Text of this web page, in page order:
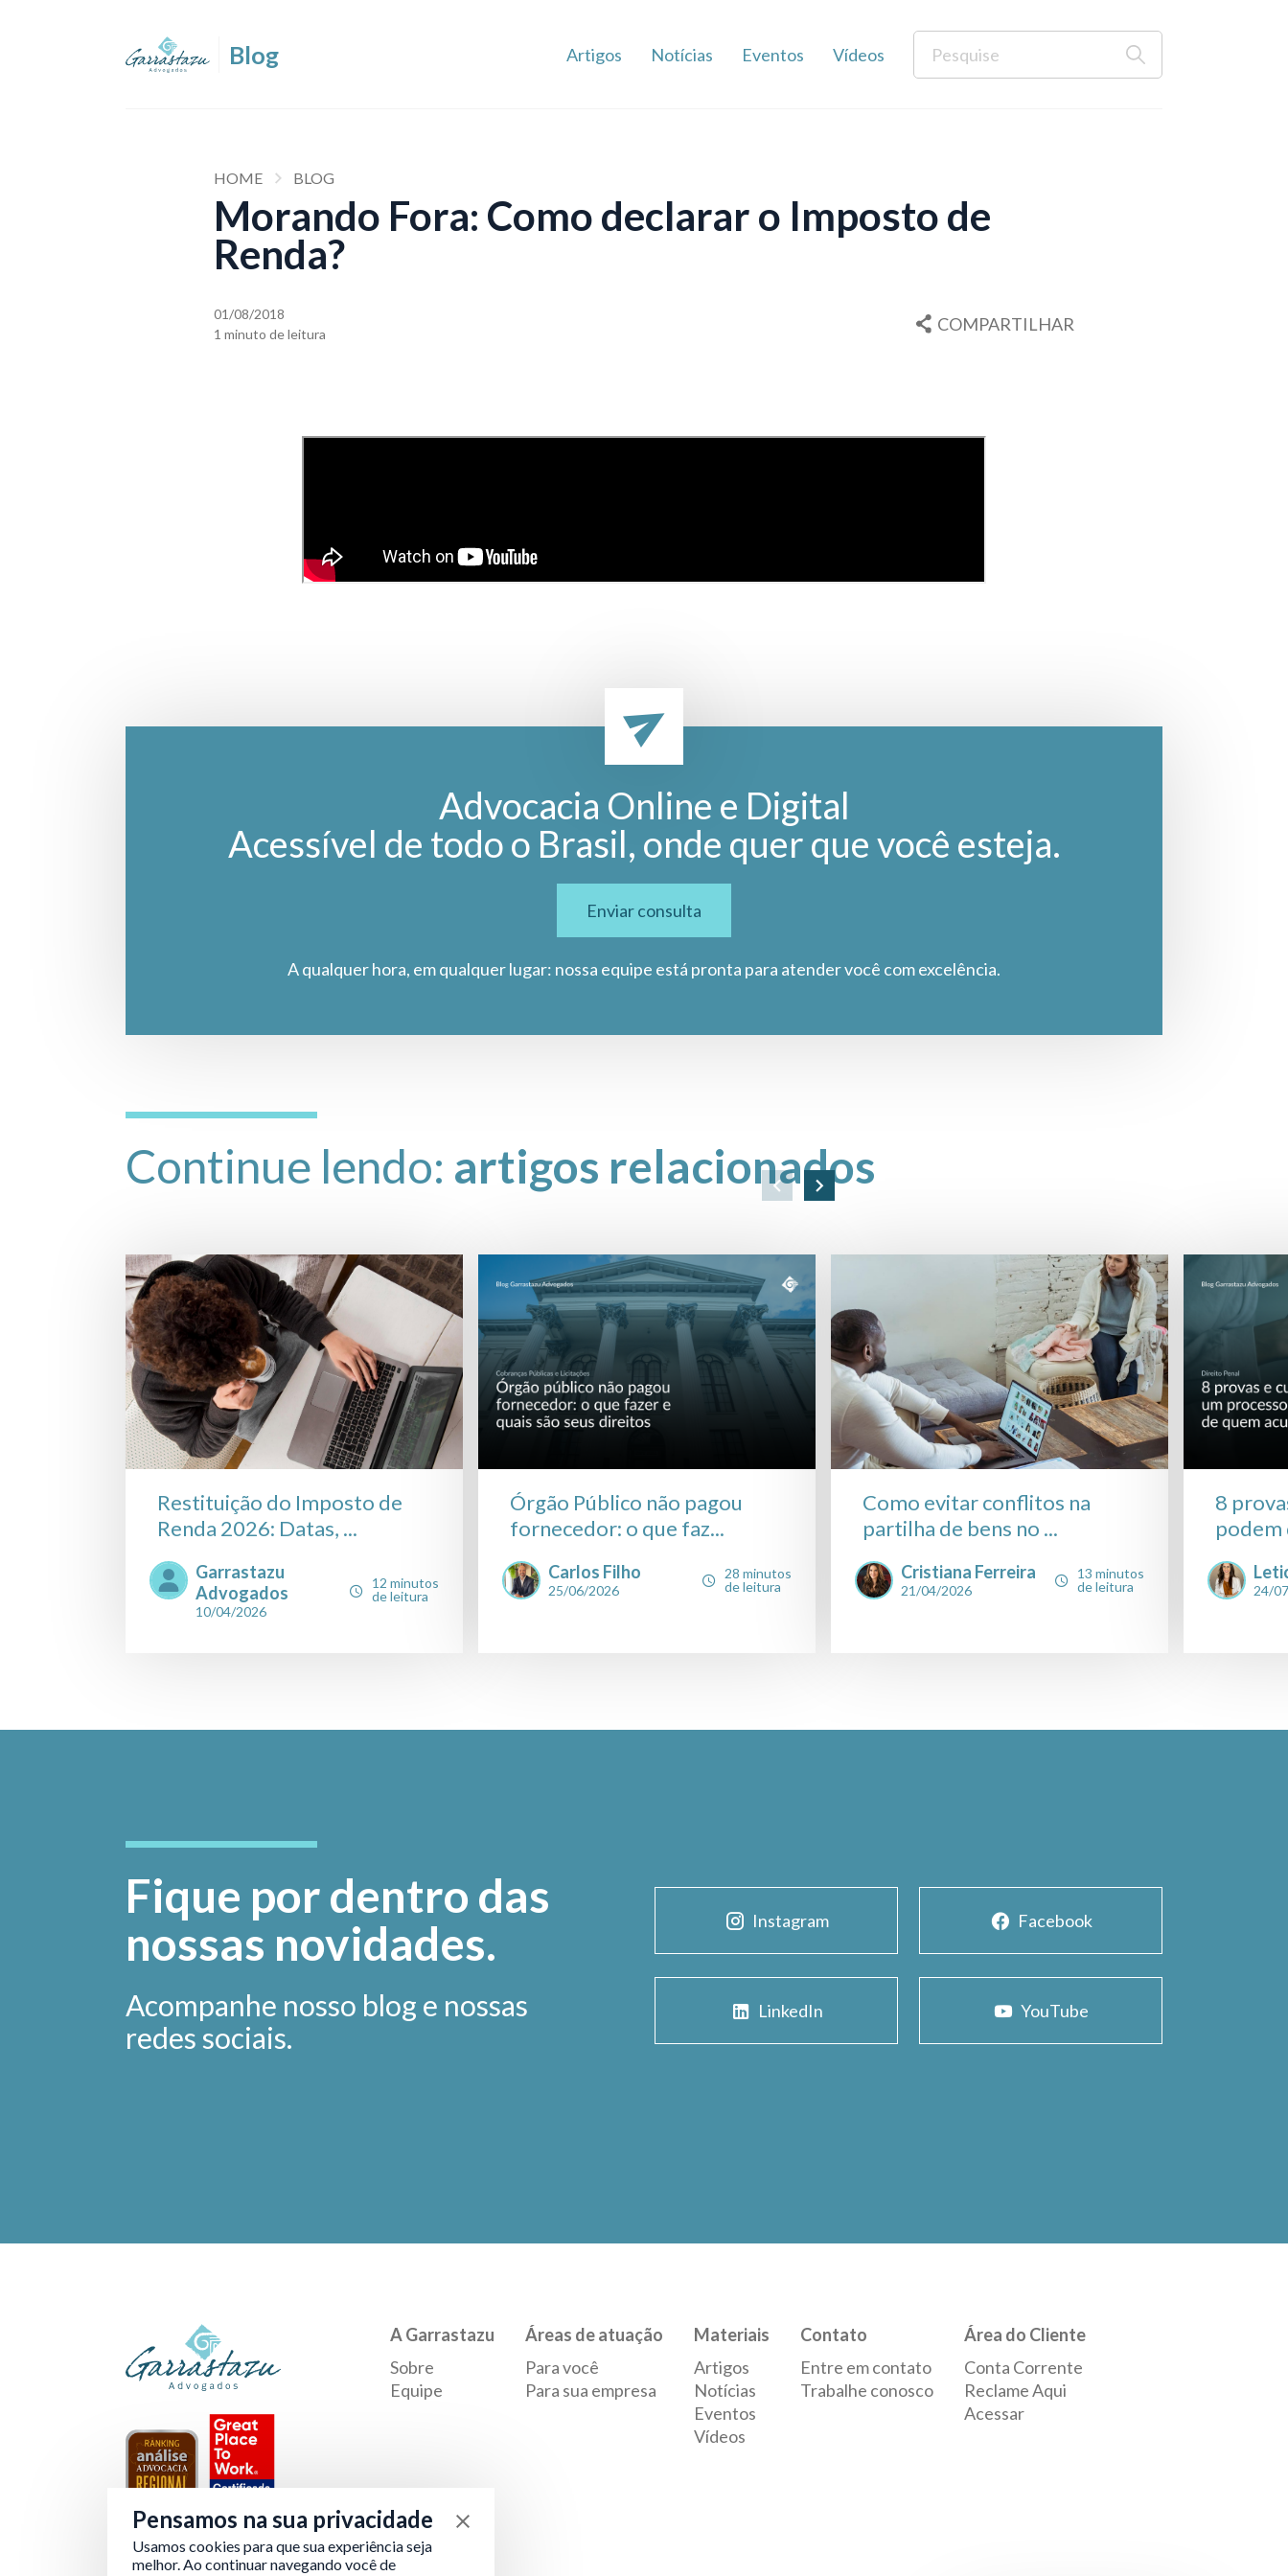
Artigos Notícias Eventos Vídeos
HOME BLOG
Morando Fora: Como declarar o Imposto de
Renda?
01/08/2018
1 minuto de leitura
COMPARTILHAR
Advocacia Online e Digital
Acessível de todo o Brasil, onde quer que você esteja.
Enviar consulta
A qualquer hora, em qualquer lugar: nossa equipe está pronta para atender você com excelência.
Continue lendo: artigos relacionados
Restituição do Imposto de
Renda 2026: Datas, ...
Garrastazu
Advogados
10/04/2026
12 minutos
de leitura
Órgão Público não pagou
fornecedor: o que faz...
Carlos Filho
25/06/2026
28 minutos
de leitura
Como evitar conflitos na
partilha de bens no ...
Cristiana Ferreira
21/04/2026
13 minutos
de leitura
8
podem
24/
Fique por dentro das
nossas novidades.
Acompanhe nosso blog e nossas
redes sociais.
Instagram Facebook
LinkedIn YouTube
Verificada por
A Garrastazu
Sobre
Equipe
Áreas de atuação
Para você
Para sua empresa
Materiais
Artigos
Notícias
Eventos
Vídeos
Contato
Entre em contato
Trabalhe conosco
Área do Cliente
Conta Corrente
Reclame Aqui
Acessar
Pensamos na sua privacidade
Usamos cookies para que sua experiência seja
melhor. Ao continuar navegando você de